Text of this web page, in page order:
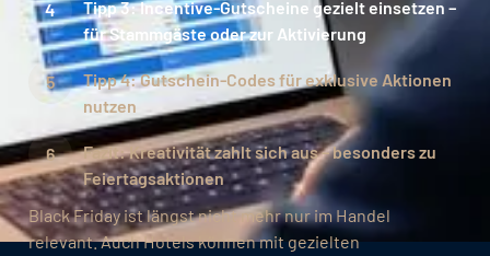
Black Friday ist längst nicht mehr nur im Handel
relevant. Auch Hotels können mit gezielten
Tipp 3: Incentive-Gutscheine gezielt einsetzen –
für Stammgäste oder zur Aktivierung
Tipp 4: Gutschein-Codes für exklusive Aktionen
nutzen
Fazit: Kreativität zahlt sich aus – besonders zu
Feiertagsaktionen